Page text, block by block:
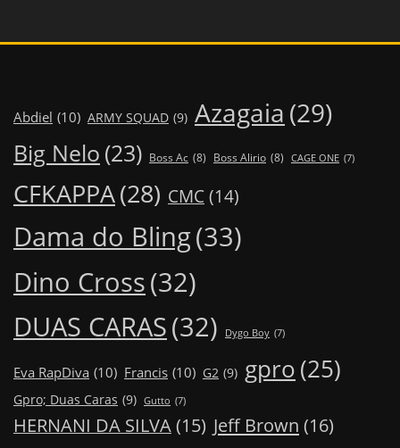
Abdiel (10) ARMY SQUAD (9) Azagaia (29)
Big Nelo (23) Boss Ac (8) Boss Alirio (8) CAGE ONE (7)
CFKAPPA(28) CMC (14)
Dama do Bling(33)
Dino Cross(32)
DUAS CARAS(32) Dygo Boy (7)
Eva RapDiva (10) Francis (10) G2 (9) gpro(25)
Gpro; Duas Caras (9) Gutto (7)
HERNANI DA SILVA(15) Jeff Brown (16)